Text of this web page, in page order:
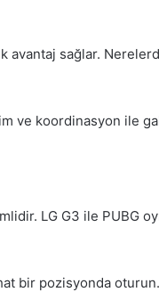
avantaj sağlar.
ve koordinasyon ile
LG G3 ile PUBG
bir pozisyonda